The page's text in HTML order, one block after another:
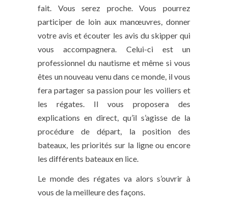
fait. Vous serez proche. Vous pourrez
participer de loin aux manœuvres, donner
votre avis et écouter les avis du skipper qui
vous accompagnera. Celui-ci est un
professionnel du nautisme et même si vous
êtes un nouveau venu dans ce monde, il vous
fera partager sa passion pour les voiliers et
les régates. Il vous proposera des
explications en direct, qu’il s’agisse de la
procédure de départ, la position des
bateaux, les priorités sur la ligne ou encore
les différents bateaux en lice.
Le monde des régates va alors s’ouvrir à
vous de la meilleure des façons.